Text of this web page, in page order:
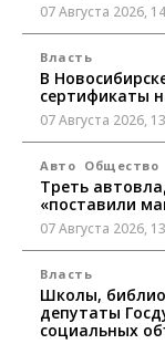
07 Августа 2026,
Власть
В
сертификаты
07 Августа 2026,
Авто Общество
Треть
«поставили
07 Августа 2026,
Власть
Школы,
депутаты
социальных